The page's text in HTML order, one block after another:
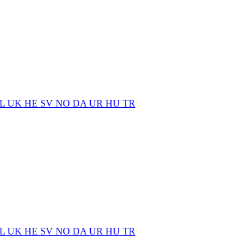
UK HE SV NO DA UR HU TR
UK HE SV NO DA UR HU TR